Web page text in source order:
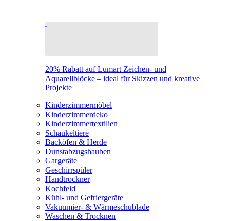
20% Rabatt auf Lumart Zeichen- und
Aquarellblöcke – ideal für Skizzen und kreative
Projekte
Kinderzimmermöbel
Kinderzimmerdeko
Kinderzimmertextilien
Schaukeltiere
Backöfen & Herde
Dunstabzugshauben
Gargeräte
Geschirrspüler
Handtrockner
Kochfeld
Kühl- und Gefriergeräte
Vakuumier- & Wärmeschublade
Waschen & Trocknen